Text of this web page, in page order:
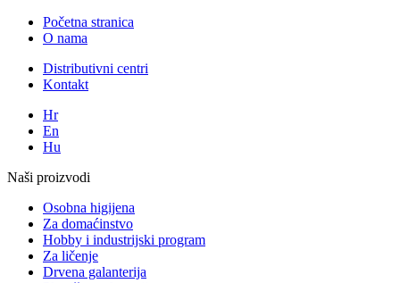
Početna stranica
O nama
Distributivni centri
Kontakt
Hr
En
Hu
Naši proizvodi
Osobna higijena
Za domaćinstvo
Hobby i industrijski program
Za ličenje
Drvena galanterija